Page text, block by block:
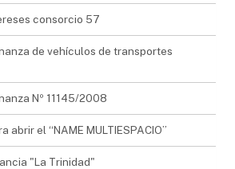
consorcio 57
de vehículos de transportes
Nº 11145/2008
abrir el “NAME MULTIESPACIO”
"La Trinidad"